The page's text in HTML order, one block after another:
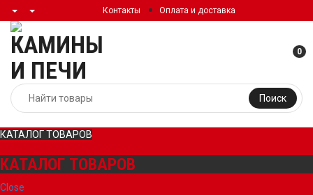
Контакты Оплата и доставка
Поиск
0
КАТАЛОГ ТОВАРОВ
КАТАЛОГ ТОВАРОВ
Close